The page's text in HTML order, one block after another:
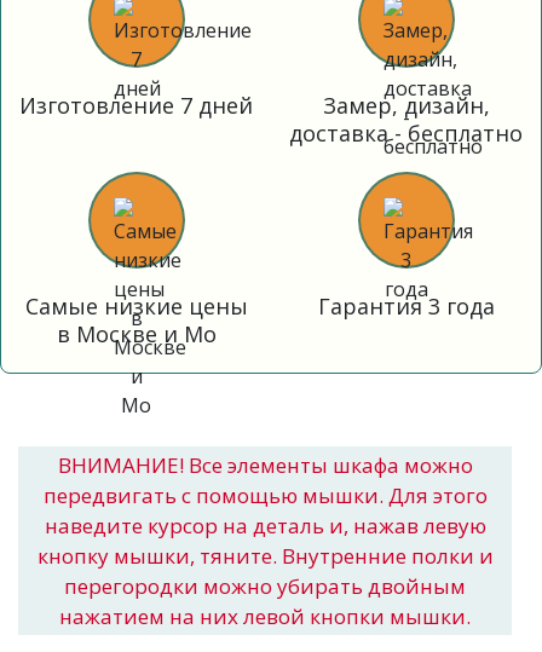
Изготовление 7 дней
Замер, дизайн,
доставка - бесплатно
Самые низкие цены
в Москве и Мо
Гарантия 3 года
ВНИМАНИЕ! Все элементы шкафа можно
передвигать с помощью мышки. Для этого
наведите курсор на деталь и, нажав левую
кнопку мышки, тяните. Внутренние полки и
перегородки можно убирать двойным
нажатием на них левой кнопки мышки.